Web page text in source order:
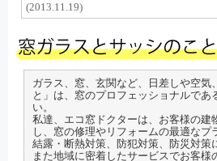
(2013.11.19)
ガラス、窓、玄関など、日差しや空
と」は、窓のプロフェッショナルで
い。
私達、エコ窓ドクターは、お客様の
し、窓の修理やリフォームの最適なプ
結露・断熱対策、防犯対策、防災対
また地域に密着したサービスでお客